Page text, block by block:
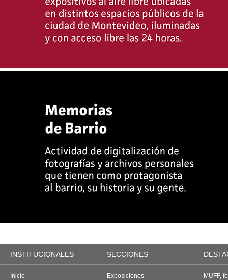
INSTITUCIONALES SECCIONES
Inicio
Exposiciones
MUFF,